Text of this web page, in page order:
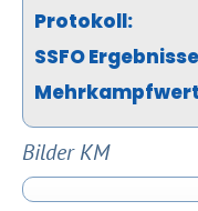
Protokoll:
SSFO
Bilder KM